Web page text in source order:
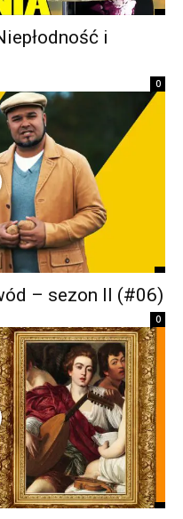
i
0
– sezon II (#06)
0